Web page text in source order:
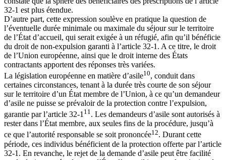
32-1 est plus étendue.
D’autre part, cette expression soulève en pratique la question de
l’éventuelle durée minimale ou maximale du séjour sur le territoire
de l’État d’accueil, qui serait exigée à un réfugié, afin qu’il bénéficie
du droit de non-expulsion garanti à l’article 32-1. A ce titre, le droit
de l’Union européenne, ainsi que le droit interne des États
contractants apportent des réponses très variées.
La législation européenne en matière d’asile10, conduit dans
certaines circonstances, tenant à la durée très courte de son séjour
sur le territoire d’un État membre de l’Union, à ce qu’un demandeur
d’asile ne puisse se prévaloir de la protection contre l’expulsion,
garantie par l’article 32-1 11. Les demandeurs d’asile sont autorisés à
rester dans l’État membre, aux seules fins de la procédure, jusqu’à
ce que l’autorité responsable se soit prononcée12. Durant cette
période, ces individus bénéficient de la protection offerte par l’article
32-1. En revanche, le rejet de la demande d’asile peut être facilité